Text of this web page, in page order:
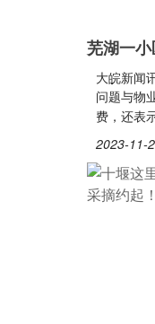
芜湖一
大皖新闻
问题与物
费，还表
2023-11-